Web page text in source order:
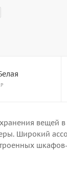
вещей
Широкий